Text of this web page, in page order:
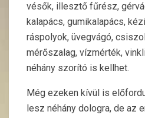
vésők, illesztő fűrész,
kalapács, gumikalapács,
ráspolyok, üvegvágó,
mérőszalag, vízmérték,
néhány szorító is kellhet.
Még ezeken kívül is
lesz néhány dologra, de az